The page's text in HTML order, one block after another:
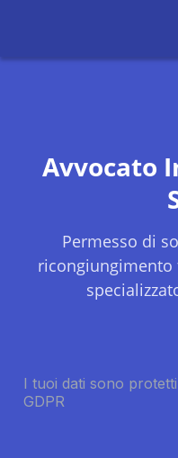
Avvocato
Permesso di
ricongiungimento